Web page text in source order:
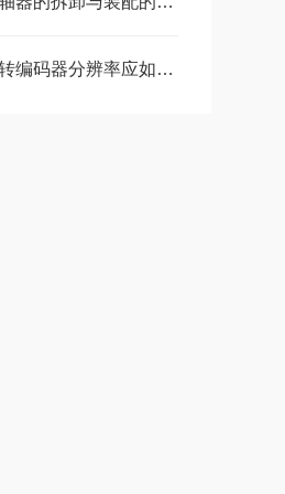
kubler旋转编码器分辨率应如何选择?